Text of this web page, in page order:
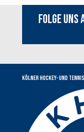
Folge
Kölner Hockey- und